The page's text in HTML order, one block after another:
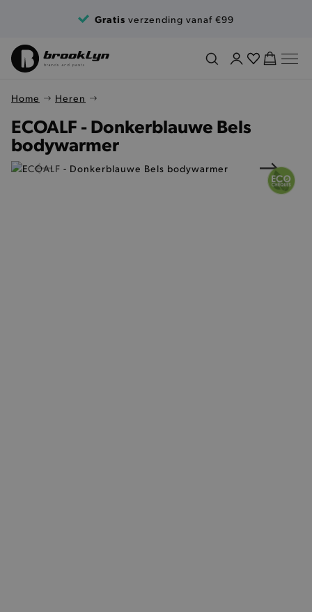
Gratis verzending vanaf €99
Home Heren
ECOALF - Donkerblauwe Bels
bodywarmer